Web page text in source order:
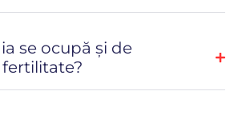
se ocupă și de